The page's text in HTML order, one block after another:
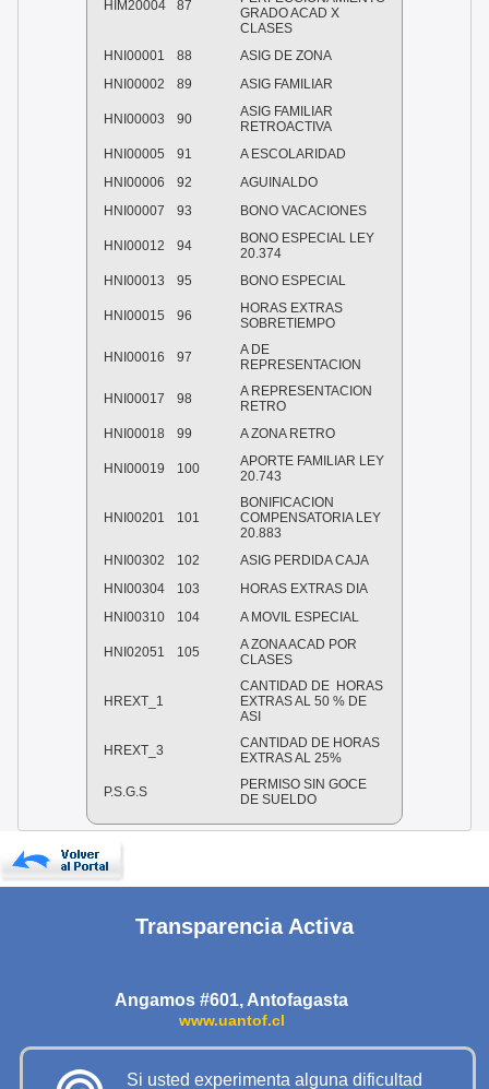
HIM20004 87
GRADO ACAD X
CLASES
HNI00001
88
ASIG DE ZONA
HNI00002
89 ASIG FAMILIAR
HNI00003 90
ASIG FAMILIAR
RETROACTIVA
HNI00005
91
A ESCOLARIDAD
HNI00006
92
AGUINALDO
HNI00007
93 BONO VACACIONES
HNI00012 94
BONO ESPECIAL LEY
20.374
HNI00013
95 BONO ESPECIAL
HNI00015 96
HORAS EXTRAS
SOBRETIEMPO
HNI00016 97
A DE
REPRESENTACION
HNI00017 98
A REPRESENTACION
RETRO
HNI00018
99 A ZONA RETRO
HNI00019 100
APORTE FAMILIAR LEY
20.743
HNI00201 101
BONIFICACION
COMPENSATORIA LEY
20.883
HNI00302
102
ASIG PERDIDA CAJA
HNI00304
103
HORAS EXTRAS DIA
HNI00310
104 A MOVIL ESPECIAL
HNI02051 105
A ZONA ACAD POR
CLASES
HREXT_1
CANTIDAD DE HORAS
EXTRAS AL 50 % DE
ASI
HREXT_3
CANTIDAD DE HORAS
EXTRAS AL 25%
P.S.G.S
PERMISO SIN GOCE
DE SUELDO
Transparencia Activa
Angamos #601, Antofagasta
www.uantof.cl
Si usted experimenta alguna dificultad